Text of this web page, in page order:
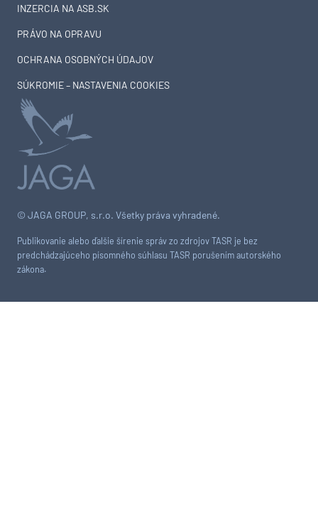
© JAGA GROUP, s.r.o. Všetky práva vyhradené.
Publikovanie alebo ďalšie šírenie správ zo zdrojov TASR je bez
predchádzajúceho písomného súhlasu TASR porušením autorského
zákona.
INZERCIA NA ASB.SK
PRÁVO NA OPRAVU
OCHRANA OSOBNÝCH ÚDAJOV
SÚKROMIE – NASTAVENIA COOKIES